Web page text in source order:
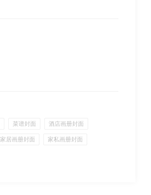
菜谱封面 酒店画册封面
家居画册封面 家私画册封面